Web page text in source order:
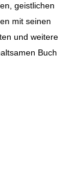
geistlichen
mit seinen
und weitere
Buch